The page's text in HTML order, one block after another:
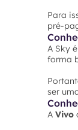
Para
pré-
A Sky
forma
ser
A Vivo